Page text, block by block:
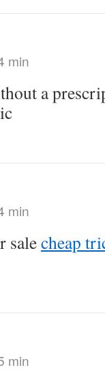
min
a
min
salecheap
min